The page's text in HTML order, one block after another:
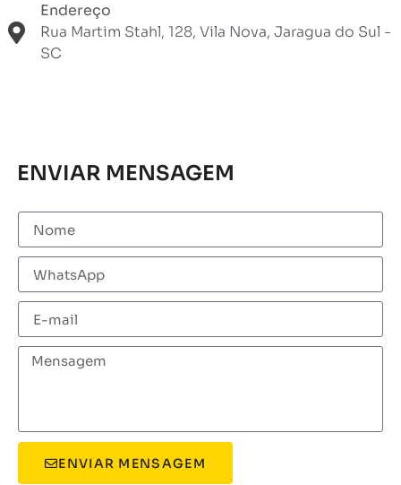
Endereço
Rua Martim Stahl, 128, Vila Nova, Jaragua do Sul -
SC
ENVIAR MENSAGEM
ENVIAR MENSAGEM